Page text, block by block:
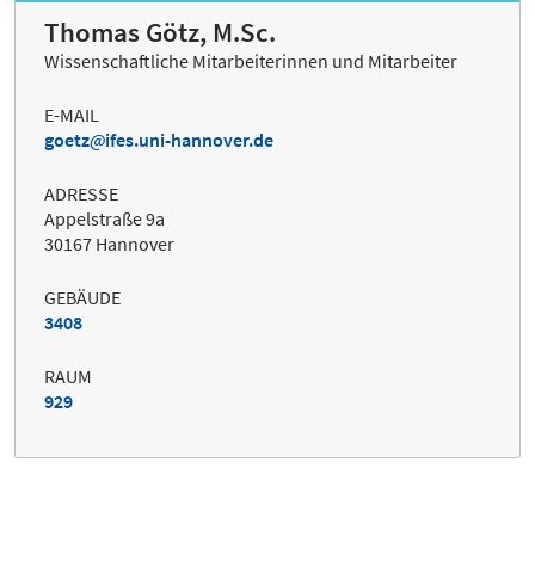
Thomas Götz, M.Sc.
Wissenschaftliche Mitarbeiterinnen und Mitarbeiter
E-MAIL
goetz
ifes.uni-hannover.de
ADRESSE
Appelstraße 9a
30167 Hannover
GEBÄUDE
3408
RAUM
929